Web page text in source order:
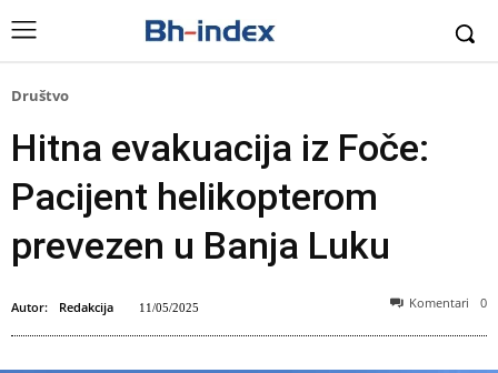
Društvo
Hitna evakuacija iz Foče:
Pacijent helikopterom
prevezen u Banja Luku
Autor: Redakcija 11/05/2025 Komentari 0